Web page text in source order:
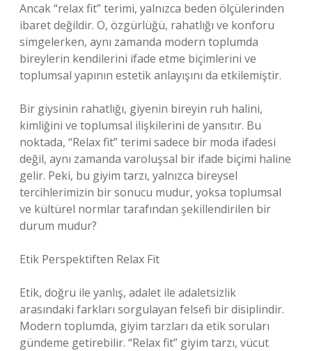
Ancak “relax fit” terimi, yalnızca beden ölçülerinden
ibaret değildir. O, özgürlüğü, rahatlığı ve konforu
simgelerken, aynı zamanda modern toplumda
bireylerin kendilerini ifade etme biçimlerini ve
toplumsal yapının estetik anlayışını da etkilemiştir.
Bir giysinin rahatlığı, giyenin bireyin ruh halini,
kimliğini ve toplumsal ilişkilerini de yansıtır. Bu
noktada, “Relax fit” terimi sadece bir moda ifadesi
değil, aynı zamanda varoluşsal bir ifade biçimi haline
gelir. Peki, bu giyim tarzı, yalnızca bireysel
tercihlerimizin bir sonucu mudur, yoksa toplumsal
ve kültürel normlar tarafından şekillendirilen bir
durum mudur?
Etik Perspektiften Relax Fit
Etik, doğru ile yanlış, adalet ile adaletsizlik
arasındaki farkları sorgulayan felsefi bir disiplindir.
Modern toplumda, giyim tarzları da etik soruları
gündeme getirebilir. “Relax fit” giyim tarzı, vücut